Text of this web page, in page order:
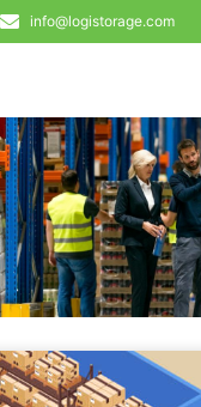
info@logistorage.com